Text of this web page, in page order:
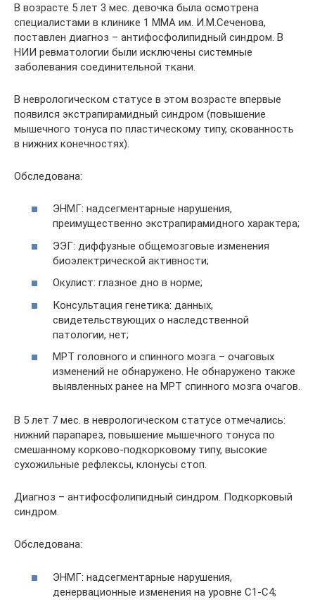
В возрасте 5 лет 3 мес. девочка была осмотрена
специалистами в клинике 1 ММА им. И.М.Сеченова,
поставлен диагноз – антифосфолипидный синдром. В
НИИ ревматологии были исключены системные
заболевания соединительной ткани.
В неврологическом статусе в этом возрасте впервые
появился экстрапирамидный синдром (повышение
мышечного тонуса по пластическому типу, скованность
в нижних конечностях).
Обследована:
ЭНМГ: надсегментарные нарушения,
преимущественно экстрапирамидного характера;
ЭЭГ: диффузные общемозговые изменения
биоэлектрической активности;
Окулист: глазное дно в норме;
Консультация генетика: данных,
свидетельствующих о наследственной
патологии, нет;
МРТ головного и спинного мозга – очаговых
изменений не обнаружено. Не обнаружено также
выявленных ранее на МРТ спинного мозга очагов.
В 5 лет 7 мес. в неврологическом статусе отмечались:
нижний парапарез, повышение мышечного тонуса по
смешанному корково-подкорковому типу, высокие
сухожильные рефлексы, клонусы стоп.
Диагноз – антифосфолипидный синдром. Подкорковый
синдром.
Обследована:
ЭНМГ: надсегментарные нарушения,
денервационные изменения на уровне С1-С4;